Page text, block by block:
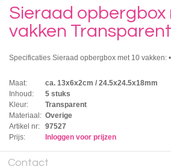
Sieraad opbergbox
vakken Transparent
Specificaties Sieraad opbergbox met 10 vakken:
Maat:
ca. 13x6x2cm / 24.5x24.5x18mm
Inhoud:
5 stuks
Kleur:
Transparent
Materiaal: Overige
Artikel nr:
97527
Prijs:
Inloggen voor prijzen
Contact